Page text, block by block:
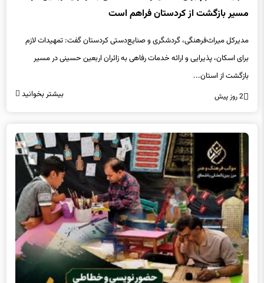
مسیر بازگشت از کردستان فراهم است
مدیرکل میراث‌فرهنگی، گردشگری و صنایع‌دستی کردستان گفت: تمهیدات لازم
برای اسکان، پذیرایی و ارائه خدمات رفاهی به زائران اربعین حسینی در مسیر
بازگشت از استان...
2 روز پیش بیشتر بخوانید